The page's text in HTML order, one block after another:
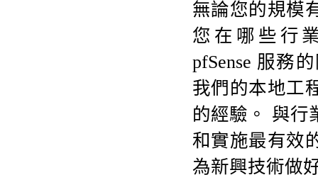
無論您的規模
您在哪些行
pfSense 服務
我們的本地工
的經驗。 與行
和實施最有效
為新興技術做